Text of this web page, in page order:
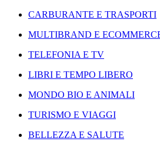
CARBURANTE E TRASPORTI
MULTIBRAND E
TELEFONIA E TV
LIBRI E TEMPO LIBERO
MONDO BIO E ANIMALI
TURISMO E VIAGGI
BELLEZZA E SALUTE